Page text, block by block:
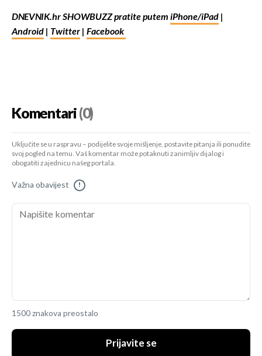
DNEVNIK.hr SHOWBUZZ pratite putem iPhone/iPad |
Android | Twitter | Facebook
Komentari(0)
Uključite se u raspravu – podijelite svoje mišljenje, postavite pitanja ili ponudite
svoj pogled na temu. Vaš komentar može potaknuti zanimljiv dijalog i
obogatiti zajednicu našeg portala.
Važna obavijest !
1500 znakova preostalo
Prijavite se